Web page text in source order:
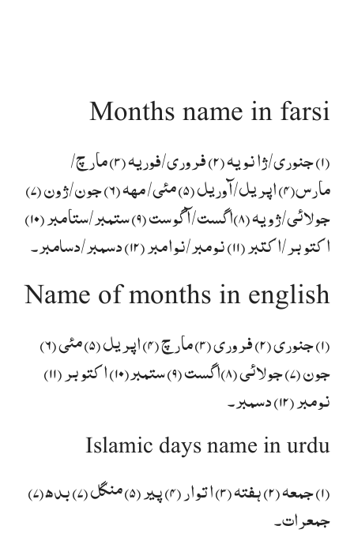
Months name in farsi
(۱) جنوری/ژانویہ (۲) فروری/فوریہ (۳) مارچ/
مارس(۴) اپریل/آوریل (۵) مئی/ مھہ (۶) جون/ژون (۷)
جولائی/ژویہ (۸)اگست/آگوست (۹) ستمبر/ستامبر (۱۰)
اکتوبر/اکتبر (۱۱) نومبر/نوامبر (۱۲) دسمبر/دسامبر۔
Name of months in english
(۱) جنوری (۲) فروری (۳) مارچ (۴) اپریل (۵) مئی (۶)
جون (۷) جولائی (۸)اگست (۹) ستمبر(۱۰) اکتوبر (۱۱)
نومبر (۱۲) دسمبر۔
Islamic days name in urdu
(۱) جمعہ (۲) ہفتہ (۳) اتوار (۴) پیر (۵) منگل (۷) بدھ (۷)
جمعرات۔